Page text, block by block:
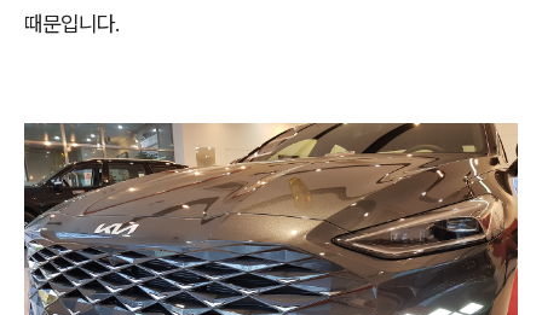
때문입니다.